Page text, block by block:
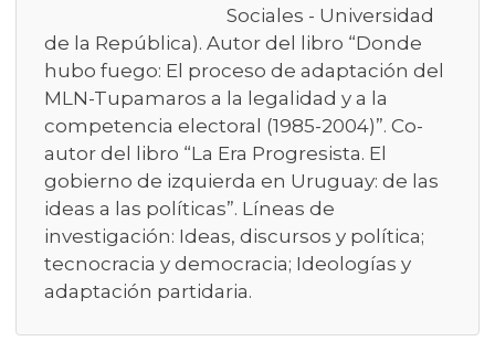
Sociales - Universidad
de la República). Autor del libro “Donde
hubo fuego: El proceso de adaptación del
MLN-Tupamaros a la legalidad y a la
competencia electoral (1985-2004)”. Co-
autor del libro “La Era Progresista. El
gobierno de izquierda en Uruguay: de las
ideas a las políticas”. Líneas de
investigación: Ideas, discursos y política;
tecnocracia y democracia; Ideologías y
adaptación partidaria.